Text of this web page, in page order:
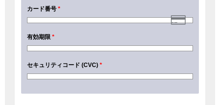
カード番号 *
有効期限 *
セキュリティコード (CVC) *